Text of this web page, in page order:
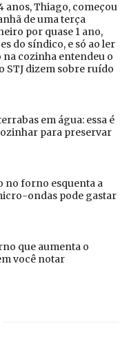
anos, Thiago, começou
de uma terça
por quase 1 ano,
do síndico, e só ao ler
cozinha entendeu o
STJ dizem sobre ruído
em água: essa é
para preservar
no forno esquenta a
ondas pode gastar
que aumenta o
você notar